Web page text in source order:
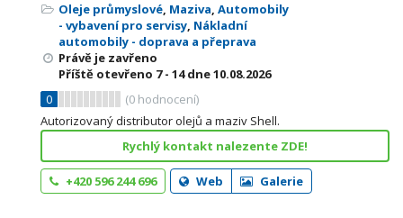
Oleje průmyslové, Maziva, Automobily
- vybavení pro servisy, Nákladní
automobily - doprava a přeprava
Právě je zavřeno
Příště otevřeno 7 - 14dne 10.08.2026
0
(0 hodnocení)
Autorizovaný distributor olejů a maziv Shell.
Rychlý kontakt nalezente ZDE!
+420 596 244 696 Web Galerie